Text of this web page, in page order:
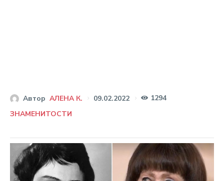
Автор АЛЕНА К. 09.02.2022
1294
ЗНАМЕНИТОСТИ